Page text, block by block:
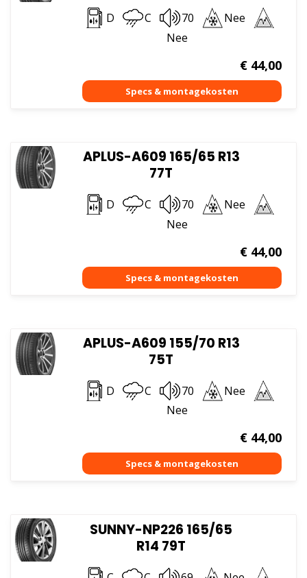
D C 70
Nee
Nee
€44,00
APLUS-A609 165/65 R13
77T
D C 70
Nee
Nee
€44,00
APLUS-A609 155/70 R13
75T
D C 70
Nee
Nee
€44,00
SUNNY-NP226 165/65
R14 79T